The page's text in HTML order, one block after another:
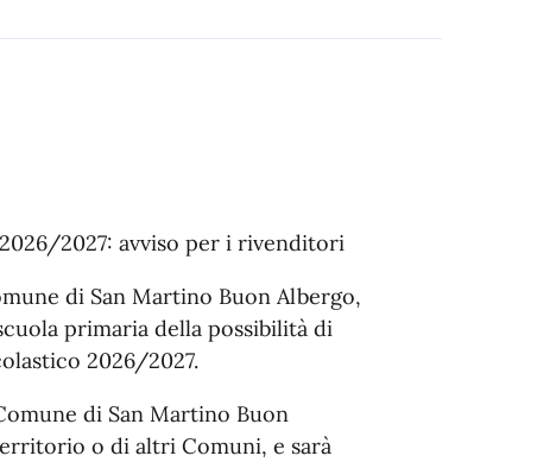
2027: avviso per i rivenditori
di San Martino Buon Albergo,
primaria della possibilità di
2026/2027.
di San Martino Buon
o di altri Comuni, e sarà